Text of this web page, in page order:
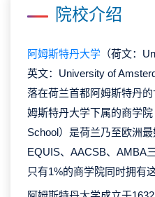
院校介绍
阿姆斯特丹大学 （荷文：
英文：University of
落在荷兰首都阿姆斯特丹
姆斯特丹大学下属的商学
School）是荷兰乃至欧洲
EQUIS、AACSB、AMBA
只有1%的商学院同时拥有